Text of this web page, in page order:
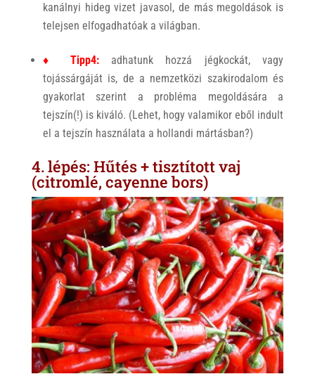
kanálnyi hideg vizet javasol, de más megoldások is
telejsen elfogadhatóak a világban.
♦ Tipp4:adhatunk hozzá jégkockát, vagy
tojássárgáját is, de a nemzetközi szakirodalom és
gyakorlat szerint a probléma megoldására a
tejszín(!) is kiváló. (Lehet, hogy valamikor eből indult
el a tejszín használata a hollandi mártásban?)
4. lépés: Hűtés + tisztított vaj
(citromlé, cayenne bors)